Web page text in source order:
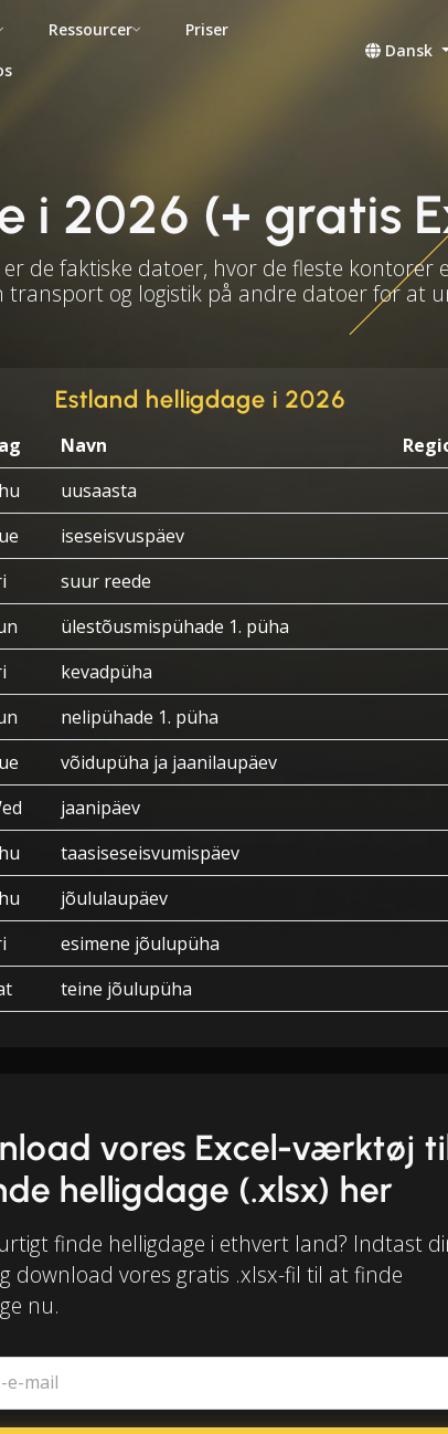
Ressourcer
Priser
Dansk
i 2026 (+ gratis
er de faktiske datoer, hvor de fleste kontorer
transport og logistik på andre datoer for at
Estland helligdage i 2026
Navn
uusaasta
iseseisvuspäev
suur reede
ülestõusmispühade 1. püha
kevadpüha
nelipühade 1. püha
võidupüha ja jaanilaupäev
jaanipäev
taasiseseisvumispäev
jõululaupäev
esimene jõulupüha
teine jõulupüha
vores Excel-værktøj
helligdage (.xlsx) her
finde helligdage i ethvert land? Indtast
download vores gratis .xlsx-fil til at finde
nu.
e-mail